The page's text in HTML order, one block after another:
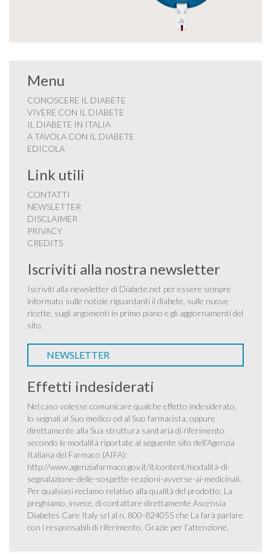
Menu
CONOSCERE IL DIABETE
VIVERE CON IL DIABETE
IL DIABETE IN ITALIA
A TAVOLA CON IL DIABETE
EDICOLA
Link utili
CONTATTI
NEWSLETTER
DISCLAIMER
PRIVACY
CREDITS
Iscriviti alla nostra newsletter
Iscriviti alla newsletter di Diabete.net per essere sempre
informato sulle notizie riguardanti il diabete, sulle nuove
ricette, sugli argomenti in primo piano e gli aggiornamenti del
sito.
NEWSLETTER
Effetti indesiderati
Nel caso volesse comunicare qualche effetto indesiderato,
lo segnali al Suo medico od al Suo farmacista, oppure
direttamente alla Sua struttura sanitaria di riferimento
secondo le modalità riportate al seguente sito dell’Agenzia
Italiana del Farmaco (AIFA):
http://www.agenziafarmaco.gov.it/it/content/modalità-di-
segnalazione-delle-sospette-reazioni-avverse-ai-medicinali.
Per qualsiasi reclamo relativo alla qualità del prodotto, La
preghiamo, invece, di contattare direttamente Ascensia
Diabetes Care Italy srl al n. 800-824055 che La farà parlare
con i responsabili di riferimento. Grazie per l’attenzione.